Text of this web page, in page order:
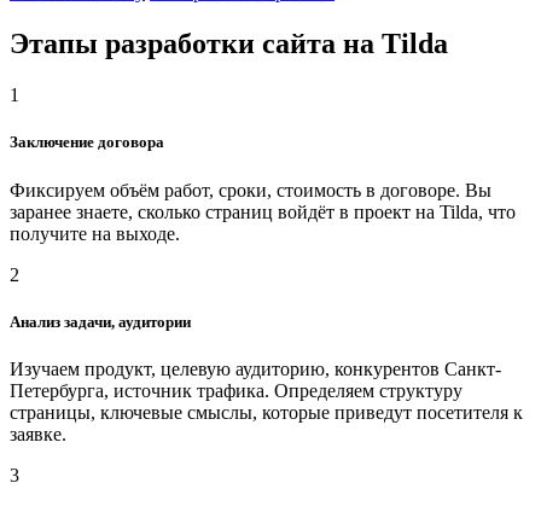
Этапы разработки сайта на Tilda
1
Заключение договора
Фиксируем объём работ, сроки, стоимость в договоре. Вы
заранее знаете, сколько страниц войдёт в проект на Tilda, что
получите на выходе.
2
Анализ задачи, аудитории
Изучаем продукт, целевую аудиторию, конкурентов Санкт-
Петербурга, источник трафика. Определяем структуру
страницы, ключевые смыслы, которые приведут посетителя к
заявке.
3